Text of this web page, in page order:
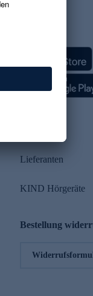
Lieferanten
KIND Hörgeräte
Bestellung